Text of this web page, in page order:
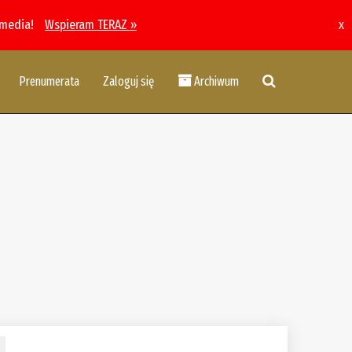
Wspieram TERAZ » x
Prenumerata Zaloguj się Archiwum